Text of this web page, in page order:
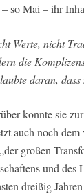
so Mai – ihr
Werte, nicht
die
daran,
konnte sie
auch noch
großen
und des
dreißig